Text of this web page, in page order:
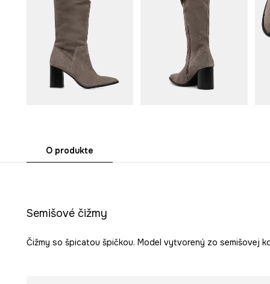
O produkte
Semišové čižmy
Čižmy so špicatou špičkou. Model vytvorený zo semišovej